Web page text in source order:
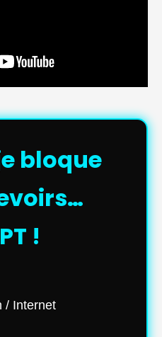
bloque
!
/ Internet